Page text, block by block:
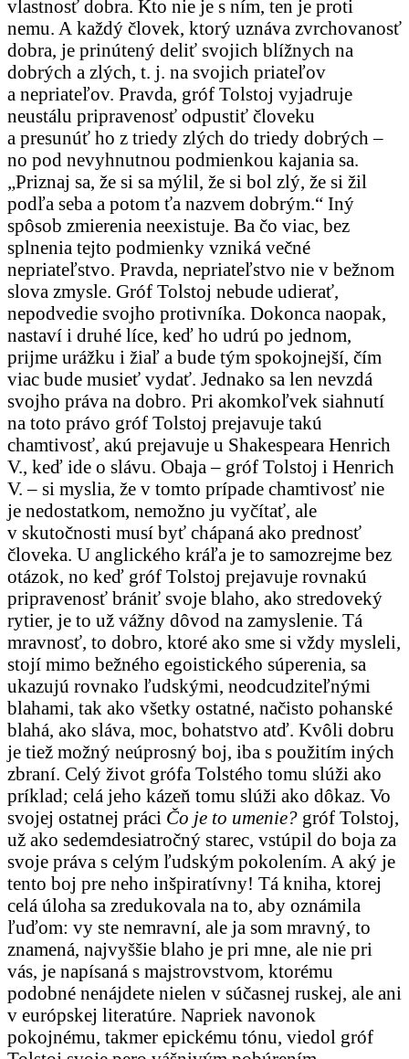
vlastnosť dobra. Kto nie je s ním, ten je proti
nemu. A každý človek, ktorý uznáva zvrchovanosť
dobra, je prinútený deliť svojich blížnych na
dobrých a zlých, t. j. na svojich priateľov
a nepriateľov. Pravda, gróf Tolstoj vyjadruje
neustálu pripravenosť odpustiť človeku
a presunúť ho z triedy zlých do triedy dobrých –
no pod nevyhnutnou podmienkou kajania sa.
„Priznaj sa, že si sa mýlil, že si bol zlý, že si žil
podľa seba a potom ťa nazvem dobrým.“ Iný
spôsob zmierenia neexistuje. Ba čo viac, bez
splnenia tejto podmienky vzniká večné
nepriateľstvo. Pravda, nepriateľstvo nie v bežnom
slova zmysle. Gróf Tolstoj nebude udierať,
nepodvedie svojho protivníka. Dokonca naopak,
nastaví i druhé líce, keď ho udrú po jednom,
prijme urážku i žiaľ a bude tým spokojnejší, čím
viac bude musieť vydať. Jednako sa len nevzdá
svojho práva na dobro. Pri akomkoľvek siahnutí
na toto právo gróf Tolstoj prejavuje takú
chamtivosť, akú prejavuje u Shakespeara Henrich
V., keď ide o slávu. Obaja – gróf Tolstoj i Henrich
V. – si myslia, že v tomto prípade chamtivosť nie
je nedostatkom, nemožno ju vyčítať, ale
v skutočnosti musí byť chápaná ako prednosť
človeka. U anglického kráľa je to samozrejme bez
otázok, no keď gróf Tolstoj prejavuje rovnakú
pripravenosť brániť svoje blaho, ako stredoveký
rytier, je to už vážny dôvod na zamyslenie. Tá
mravnosť, to dobro, ktoré ako sme si vždy mysleli,
stojí mimo bežného egoistického súperenia, sa
ukazujú rovnako ľudskými, neodcudziteľnými
blahami, tak ako všetky ostatné, načisto pohanské
blahá, ako sláva, moc, bohatstvo atď. Kvôli dobru
je tiež možný neúprosný boj, iba s použitím iných
zbraní. Celý život grófa Tolstého tomu slúži ako
príklad; celá jeho kázeň tomu slúži ako dôkaz. Vo
svojej ostatnej práci Čo je to umenie? gróf Tolstoj,
už ako sedemdesiatročný starec, vstúpil do boja za
svoje práva s celým ľudským pokolením. A aký je
tento boj pre neho inšpiratívny! Tá kniha, ktorej
celá úloha sa zredukovala na to, aby oznámila
ľuďom: vy ste nemravní, ale ja som mravný, to
znamená, najvyššie blaho je pri mne, ale nie pri
vás, je napísaná s majstrovstvom, ktorému
podobné nenájdete nielen v súčasnej ruskej, ale ani
v európskej literatúre. Napriek navonok
pokojnému, takmer epickému tónu, viedol gróf